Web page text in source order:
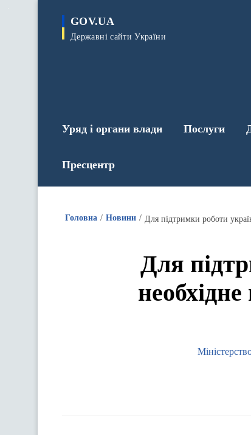
GOV.UA
Державні сайти України
Уряд і органи влади Послуги
Пресцентр
Головна Новини Для підтримки роботи
Для